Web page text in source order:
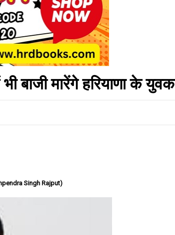
बाजी मारेंगे हरियाणा के युवक
Singh Rajput)